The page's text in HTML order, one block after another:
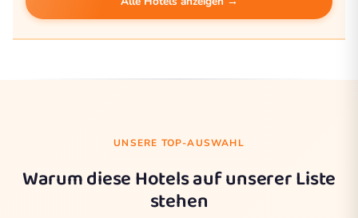
UNSERE TOP-AUSWAHL
Warum diese Hotels auf unserer Liste
stehen